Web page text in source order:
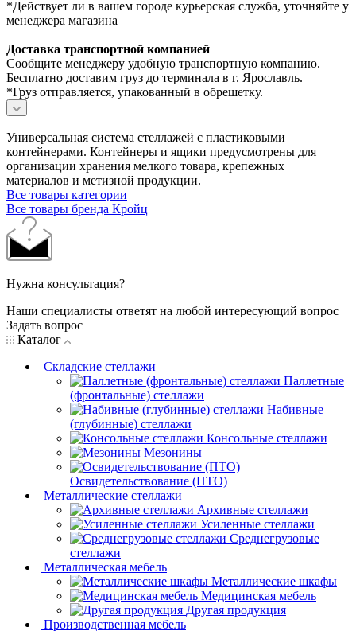
*Действует ли в вашем городе курьерская служба, уточняйте у
менеджера магазина
Доставка транспортной компанией
Сообщите менеджеру удобную транспортную компанию.
Бесплатно доставим груз до терминала в г. Ярославль.
*Груз отправляется, упакованный в обрешетку.
Универсальная система стеллажей с пластиковыми
контейнерами. Контейнеры и ящики предусмотрены для
организации хранения мелкого товара, крепежных
материалов и метизной продукции.
Все товары категории
Все товары бренда Кройц
Нужна консультация?
Наши специалисты ответят на любой интересующий вопрос
Задать вопрос
Каталог
Складские стеллажи
Паллетные
(фронтальные) стеллажи
Набивные
(глубинные) стеллажи
Консольные стеллажи
Мезонины
Освидетельствование (ПТО)
Металлические стеллажи
Архивные стеллажи
Усиленные стеллажи
Среднегрузовые
стеллажи
Металлическая мебель
Металлические шкафы
Медицинская мебель
Другая продукция
Производственная мебель